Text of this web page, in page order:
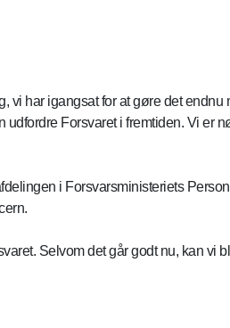
vi har igangsat for at gøre det endnu
Forsvaret i fremtiden. Vi er
i Forsvarsministeriets
Selvom det går godt nu, kan vi